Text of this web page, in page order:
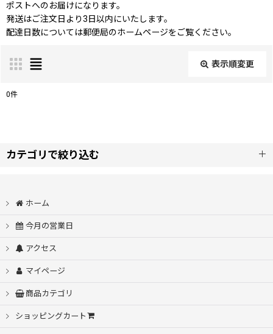
ポストへのお届けになります。
発送はご注文日より3日以内にいたします。
配達日数については郵便局のホームページをご覧ください。
表示順変更
表示数 :
0件
カテゴリで絞り込む
ハウスブレンド
エチオピア
ホーム
今月の営業日
アクセス
マイページ
商品カテゴリ
ショッピングカート